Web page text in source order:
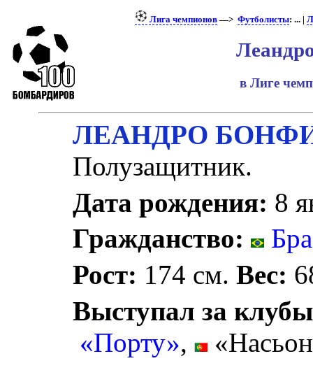
Лига чемпионов—> Футболисты: ... |
в Лиге
ЛЕАНДРО
Полузащитник.
Дата рождения: 8
Гражданство:
Рост: 174 см.Вес:
Выступал за
«Порту»,